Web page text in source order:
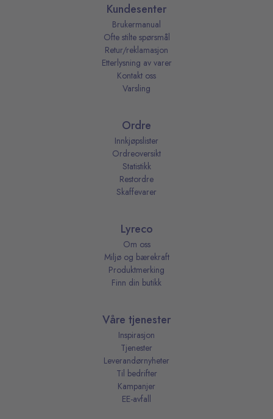
Kundesenter
Brukermanual
Ofte stilte spørsmål
Retur/reklamasjon
Etterlysning av varer
Kontakt oss
Varsling
Ordre
Innkjøpslister
Ordreoversikt
Statistikk
Restordre
Skaffevarer
Lyreco
Om oss
Miljø og bærekraft
Produktmerking
Finn din butikk
Våre tjenester
Inspirasjon
Tjenester
Leverandørnyheter
Til bedrifter
Kampanjer
EE-avfall